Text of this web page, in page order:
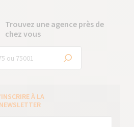
Trouvez une agence près de
chez vous
À LA
NEWSLETTER